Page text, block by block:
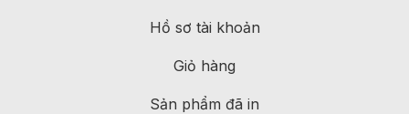
Hồ sơ tài khoản
Giỏ hàng
Sản phẩm đã in